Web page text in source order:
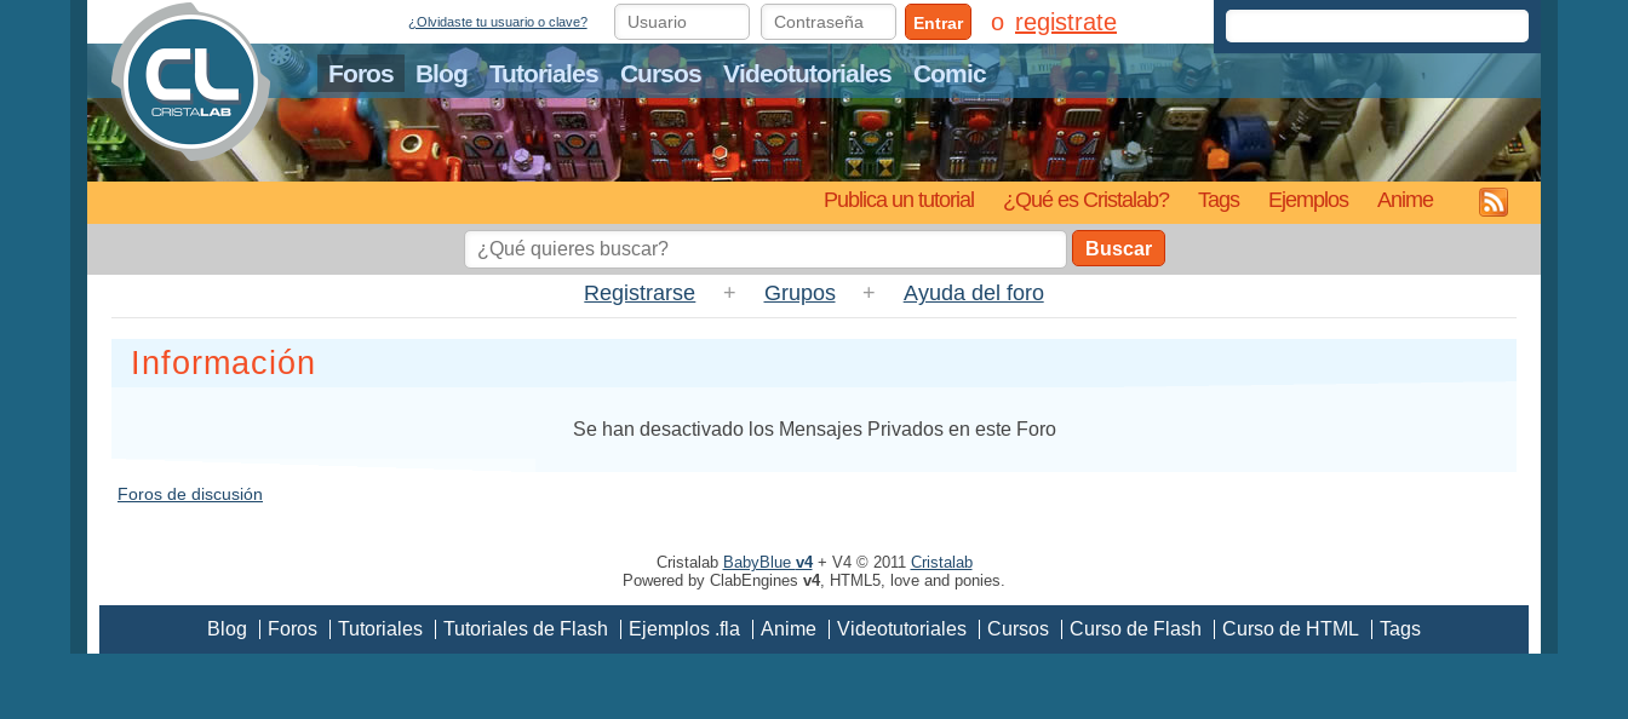
Foros Blog Tutoriales Cursos Videotutoriales Comic
Publica un tutorial ¿Qué es Cristalab? Tags Ejemplos Anime
¿Olvidaste tu usuario o clave? Entrar registrate
Buscar
Registrarse + Grupos + Ayuda del foro
Información
Se han desactivado los Mensajes Privados en este Foro
Foros de discusión
Cristalab BabyBlue v4+ V4 © 2011 Cristalab
Powered by ClabEngines v4, HTML5, love and ponies.
Blog Foros Tutoriales Tutoriales de Flash Ejemplos .fla Anime Videotutoriales Cursos Curso de Flash Curso de HTML Tags